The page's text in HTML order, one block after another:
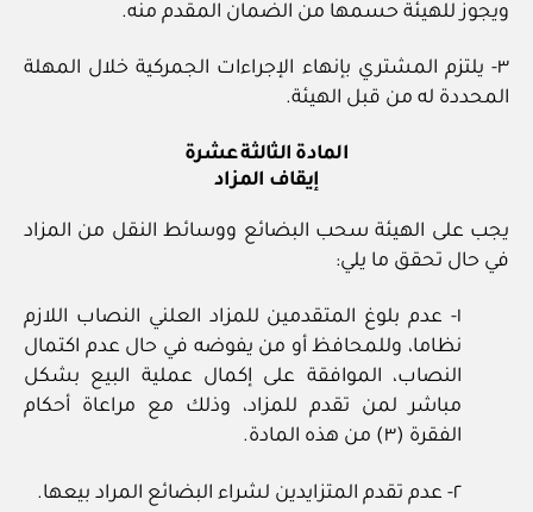
ويجوز للهيئة حسمها من الضمان المقدم منه.
٣- يلتزم المشتري بإنهاء الإجراءات الجمركية خلال المهلة
المحددة له من قبل الهيئة.
المادة الثالثة عشرة
إيقاف المزاد
يجب على الهيئة سحب البضائع ووسائط النقل من المزاد
في حال تحقق ما يلي:
١- عدم بلوغ المتقدمين للمزاد العلني النصاب اللازم
نظاما، وللمحافظ أو من يفوضه في حال عدم اكتمال
النصاب، الموافقة على إكمال عملية البيع بشكل
مباشر لمن تقدم للمزاد، وذلك مع مراعاة أحكام
الفقرة (٣) من هذه المادة.
٢- عدم تقدم المتزايدين لشراء البضائع المراد بيعها.